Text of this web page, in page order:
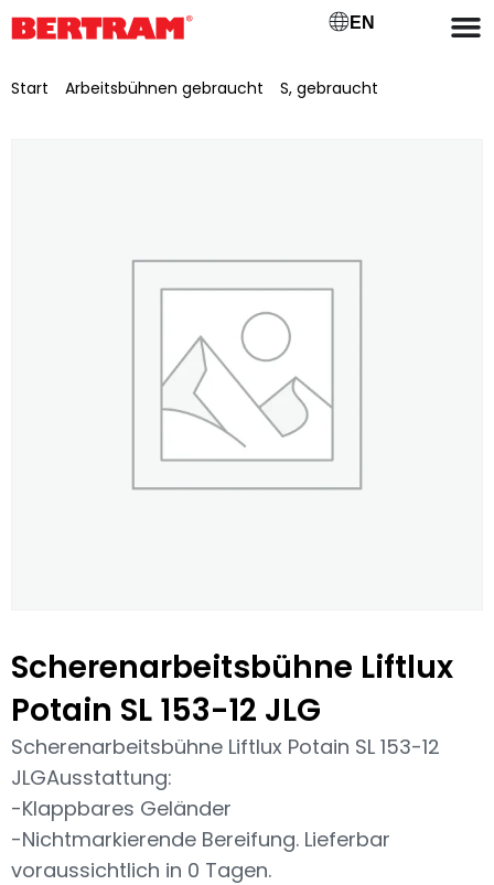
EN
Start Arbeitsbühnen gebraucht
S, gebraucht
Scherenarbeitsbühne Liftlux
Potain SL 153-12 JLG
Scherenarbeitsbühne Liftlux Potain SL 153-12
JLGAusstattung:
-Klappbares Geländer
-Nichtmarkierende Bereifung. Lieferbar
voraussichtlich in 0 Tagen.